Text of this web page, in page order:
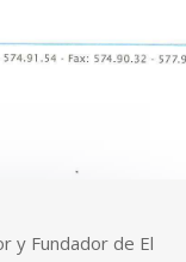
y Fundador de El